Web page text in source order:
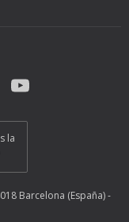
la
Barcelona (España) -